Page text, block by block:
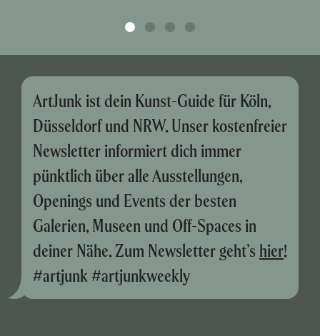
ArtJunk ist dein Kunst-Guide für Köln,
Düsseldorf und NRW. Unser kostenfreier
Newsletter informiert dich immer
pünktlich über alle Ausstellungen,
Openings und Events der besten
Galerien, Museen und Off-Spaces in
deiner Nähe. Zum Newsletter geht’s hier!
#artjunk #artjunkweekly